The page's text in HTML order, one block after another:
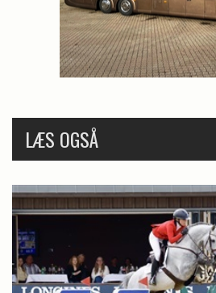
LÆS OGSÅ